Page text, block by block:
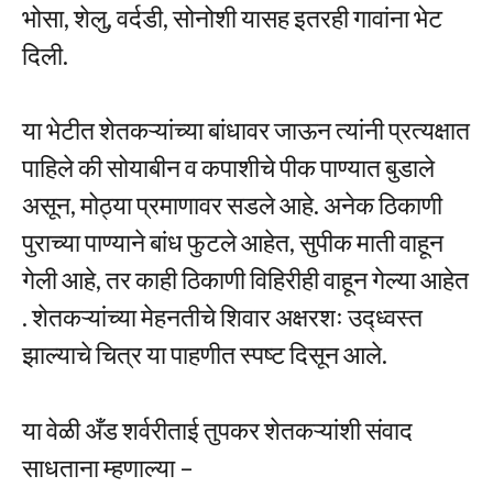
भोसा, शेलु, वर्दडी, सोनोशी यासह इतरही गावांना भेट
दिली.
या भेटीत शेतकऱ्यांच्या बांधावर जाऊन त्यांनी प्रत्यक्षात
पाहिले की सोयाबीन व कपाशीचे पीक पाण्यात बुडाले
असून, मोठ्या प्रमाणावर सडले आहे. अनेक ठिकाणी
पुराच्या पाण्याने बांध फुटले आहेत, सुपीक माती वाहून
गेली आहे, तर काही ठिकाणी विहिरीही वाहून गेल्या आहेत
. शेतकऱ्यांच्या मेहनतीचे शिवार अक्षरशः उद्ध्वस्त
झाल्याचे चित्र या पाहणीत स्पष्ट दिसून आले.
या वेळी अँड शर्वरीताई तुपकर शेतकऱ्यांशी संवाद
साधताना म्हणाल्या –